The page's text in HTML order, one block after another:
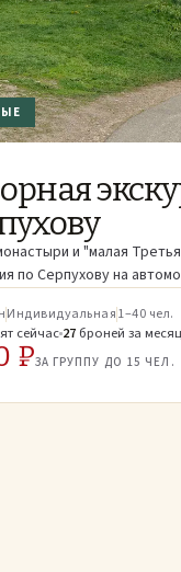
и "малая
по Серпухову на
Индивидуальная1–40 чел.
сейчас27 броней за месяц
₽ЗА ГРУППУ ДО 15 ЧЕЛ.